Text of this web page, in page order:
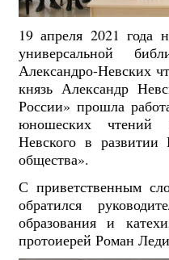
19 апреля 2021 года
универсальной
Александро-Невских
князь Александр
России» прошла
юношеских чтений
Невского в развитии
общества».
С приветственным
обратился
образования и
протоиерей Роман